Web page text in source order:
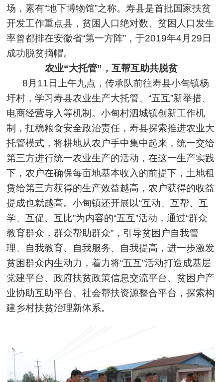
场，素有“地下博物馆”之称。寿县是首批国家扶贫
开发工作重点县，贫困人口绝对数、贫困人口发生
率曾都排在安徽省“第一方阵”，于2019年4月29日
成功脱贫摘帽。
农业“大托管”，互帮互助共脱贫
8月11日上午九点，传承队前往寿县小甸镇杨
圩村，学习寿县农业生产大托管、“五互”新举措、
电商经营导入等机制。小甸村泗城镇创新工作机
制，扛稳粮食安全政治责任，寿县探索推进农业大
托管模式，将耕地从农户手中集中起来，统一交给
第三方进行统一农业生产的活动，在这一生产实践
下，农户在确保每亩地基本收入的前提下，土地租
赁给第三方获得的生产效益越高，农户获得的收益
提成也就越高。小甸镇还开展以“互动、互帮、互
学、互促、互比”为内容的“五互”活动，通过“群众
教育群众，群众帮助群众”，引导贫困户自我管
理、自我教育、自我服务、自我提高，进一步激发
贫困群众内生动力，着力将“五互”活动打造成基层
党建平台、政府扶贫政策信息交流平台、贫困户产
业协助互助平台、社会帮扶资源整合平台，探索构
建乡村扶贫治理新体系。